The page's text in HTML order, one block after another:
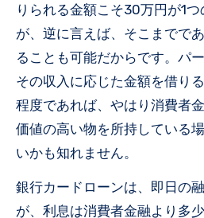
りられる金額こそ30万円が1
が、逆に言えば、そこまでで
ることも可能だからです。パ
その収入に応じた金額を借り
程度であれば、やはり消費者
価値の高い物を所持している
いかも知れません。
銀行カードローンは、即日の
が、利息は消費者金融より多